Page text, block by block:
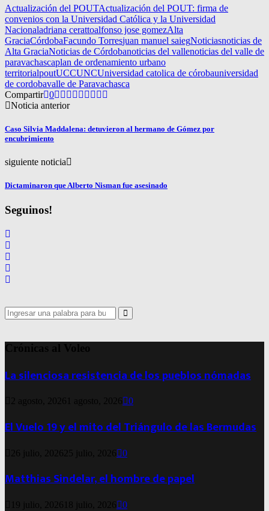
Actualización del POUTActualización del POUT: firma de
convenios con la Universidad Católica y la Universidad
Nacionaladriana cerattoalfonso jose gomezAlta
GraciaCórdobaFacundo Torresjuan manuel saiegNoticiasnoticias de
Alta GraciaNoticias de Córdobanoticias del vallenoticias del valle de
paravachascaplan de ordenamiento urbano
territorialpoutUCCUNCUniversidad catolica de córobauniversidad
de cordobavalle de Paravachasca
Compartir 0
Noticia anterior
Caso Silvia Maddalena: detuvieron al hermano de Gómez por
encubrimiento
siguiente noticia
Dictaminaron que Alberto Nisman fue asesinado
Seguinos!
Search
for:
Search
Crónicas al Voleo
La silenciosa resistencia de los pueblos nómadas
2 agosto, 2026 1 agosto, 2026 0
El Vuelo 19 y el mito del Triángulo de las Bermudas
26 julio, 2026 25 julio, 2026 0
Matthias Sindelar, el hombre de papel
19 julio, 2026 18 julio, 2026 0